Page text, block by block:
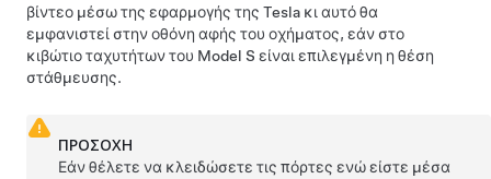
βίντεο μέσω της εφαρμογής της Tesla κι αυτό θα
εμφανιστεί στην οθόνη αφής του οχήματος, εάν στο
κιβώτιο ταχυτήτων του Model S είναι επιλεγμένη η θέση
στάθμευσης.
ΠΡΟΣΟΧΗ
Εάν θέλετε να κλειδώσετε τις πόρτες ενώ είστε μέσα